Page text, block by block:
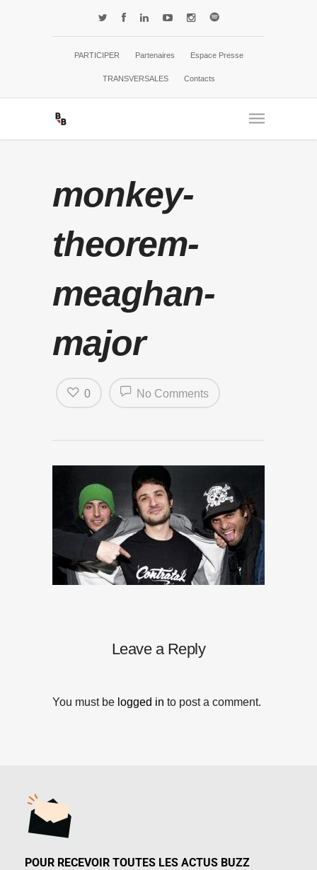
PARTICIPER Partenaires Espace Presse
TRANSVERSALES Contacts
monkey-
theorem-
meaghan-
major
No Comments
0
Leave a Reply
You must be logged in to post a comment.
POUR RECEVOIR TOUTES LES ACTUS BUZZ